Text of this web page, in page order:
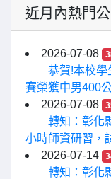
近月內熱門
2026-07-08
恭賀!本校學
賽榮獲中男400
2026-07-08
轉知：彰化
小時師資研習，
2026-07-14
轉知：彰化